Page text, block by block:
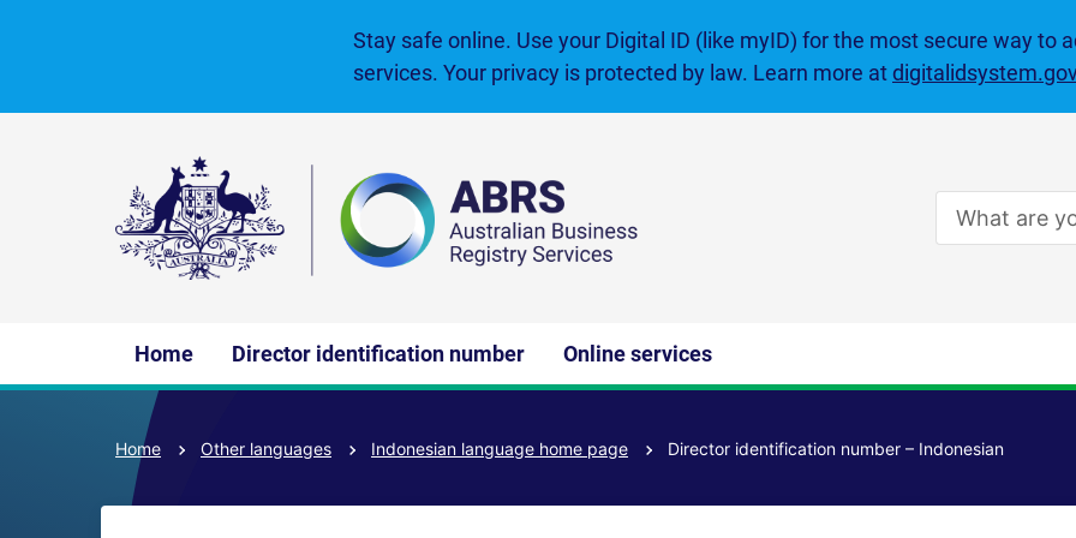
Stay safe online. Use your Digital ID (like myID) for the most secure way to
services. Your privacy is protected by law. Learn more at
Enter
search
navigation
Home Director identification number Online services
Home Other languages Indonesian language home page Director identification number – Indonesian